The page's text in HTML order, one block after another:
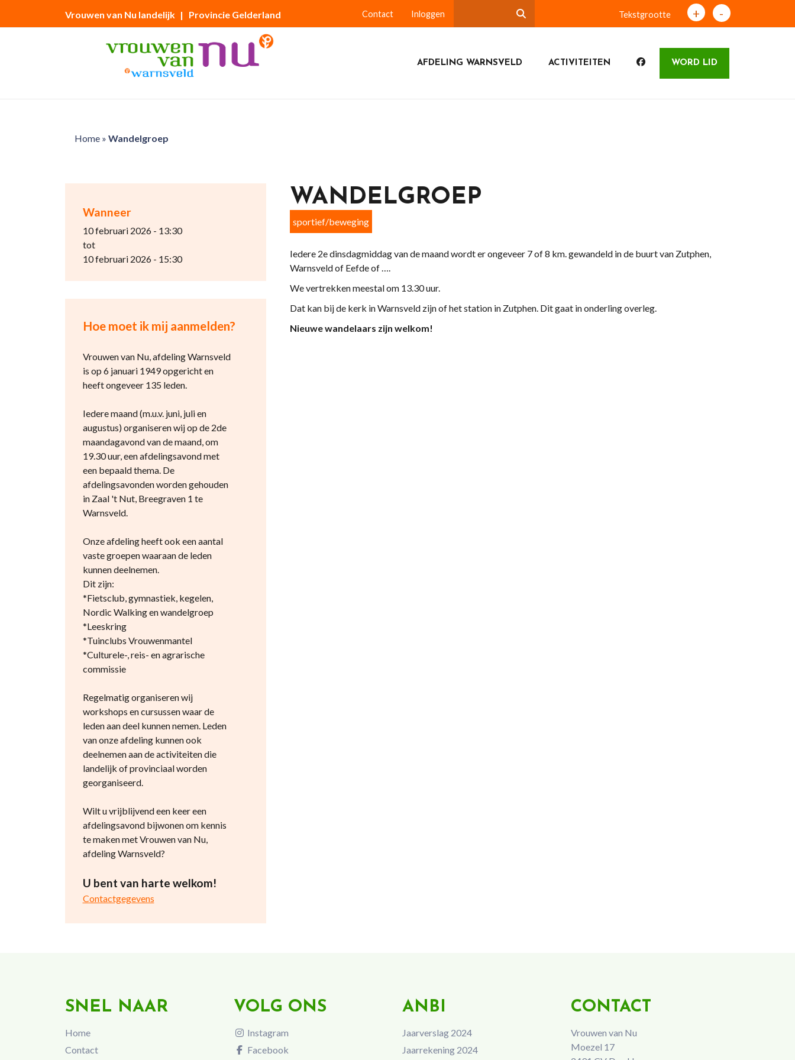
Vrouwen van Nu landelijk | Provincie Gelderland Contact Inloggen Tekstgrootte + -
AFDELING WARNSVELD ACTIVITEITEN WORD LID
Home» Wandelgroep
Wanneer
10 februari 2026 - 13:30
tot
10 februari 2026 - 15:30
Hoe moet ik mij aanmelden?
Vrouwen van Nu, afdeling Warnsveld
is op 6 januari 1949 opgericht en
heeft ongeveer 135 leden.
Iedere maand (m.u.v. juni, juli en
augustus) organiseren wij op de 2de
maandagavond van de maand, om
19.30 uur, een afdelingsavond met
een bepaald thema. De
afdelingsavonden worden gehouden
in Zaal 't Nut, Breegraven 1 te
Warnsveld.
Onze afdeling heeft ook een aantal
vaste groepen waaraan de leden
kunnen deelnemen.
Dit zijn:
*Fietsclub, gymnastiek, kegelen,
Nordic Walking en wandelgroep
*Leeskring
*Tuinclubs Vrouwenmantel
*Culturele-, reis- en agrarische
commissie
Regelmatig organiseren wij
workshops en cursussen waar de
leden aan deel kunnen nemen. Leden
van onze afdeling kunnen ook
deelnemen aan de activiteiten die
landelijk of provinciaal worden
georganiseerd.
Wilt u vrijblijvend een keer een
afdelingsavond bijwonen om kennis
te maken met Vrouwen van Nu,
afdeling Warnsveld?
U bent van harte welkom!
Contactgegevens
WANDELGROEP
sportief/beweging
Iedere 2e dinsdagmiddag van de maand wordt er ongeveer 7 of 8 km. gewandeld in de buurt van Zutphen,
Warnsveld of Eefde of ….
We vertrekken meestal om 13.30 uur.
Dat kan bij de kerk in Warnsveld zijn of het station in Zutphen. Dit gaat in onderling overleg.
Nieuwe wandelaars zijn welkom!
SNEL NAAR
Home
Contact
VOLG ONS
Instagram
Facebook
ANBI
Jaarverslag 2024
Jaarrekening 2024
CONTACT
Vrouwen van Nu
Moezel 17